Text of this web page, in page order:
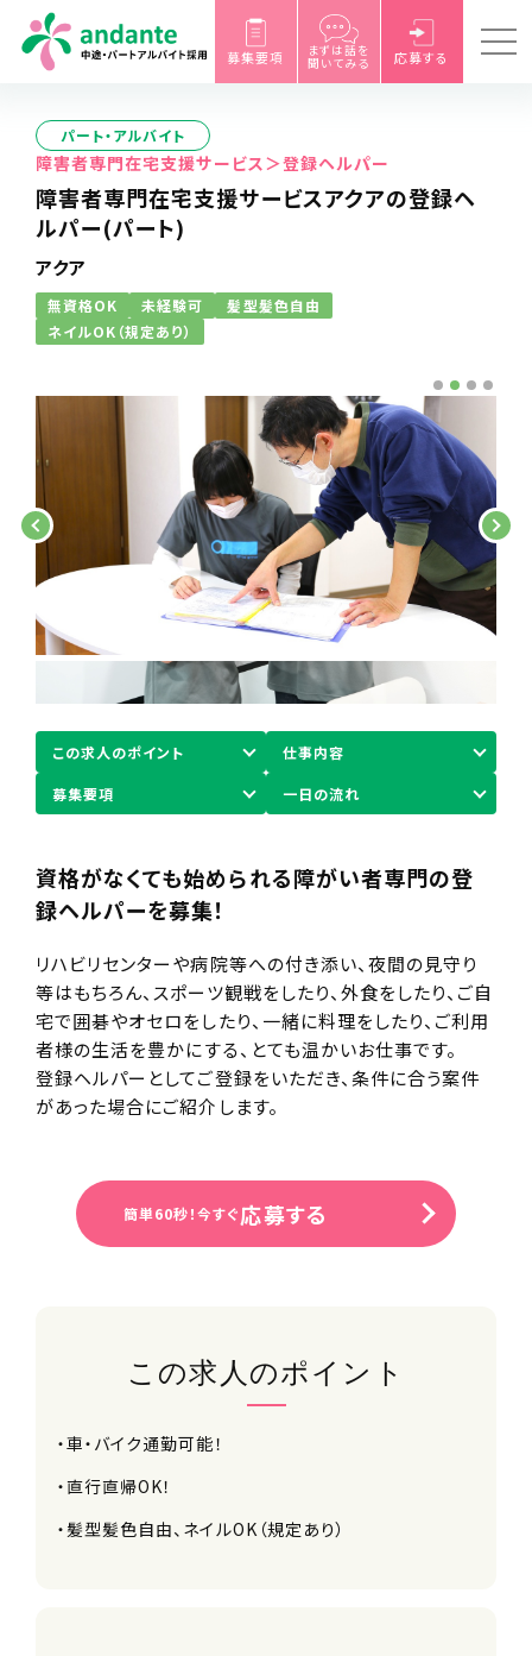
募集要項 まずは話を
聞いてみる 応募する
パート・アルバイト
障害者専門在宅支援サービス＞登録ヘルパー
障害者専門在宅支援サービスアクアの登録ヘ
ルパー(パート)
アクア
無資格OK 未経験可
髪型髪色自由
ネイルOK（規定あり）
この求人のポイント 仕事内容
募集要項 一日の流れ
資格がなくても始められる障がい者専門の登
録ヘルパーを募集！
リハビリセンターや病院等への付き添い、夜間の見守り
等はもちろん、スポーツ観戦をしたり、外食をしたり、ご自
宅で囲碁やオセロをしたり、一緒に料理をしたり、ご利用
者様の生活を豊かにする、とても温かいお仕事です。
登録ヘルパーとしてご登録をいただき、条件に合う案件
があった場合にご紹介します。
簡単60秒！今すぐ応募する
この求人のポイント
・車・バイク通勤可能！
・直行直帰OK！
・髪型髪色自由、ネイルOK（規定あり）